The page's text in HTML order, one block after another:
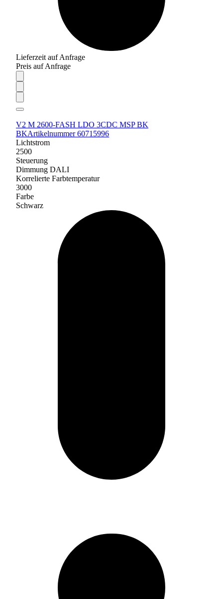
Lieferzeit auf Anfrage
Preis auf Anfrage
V2 M 2600-FASH LDO 3CDC MSP BK
BKArtikelnummer 60715996
Lichtstrom
2500
Steuerung
Dimmung DALI
Korrelierte Farbtemperatur
3000
Farbe
Schwarz